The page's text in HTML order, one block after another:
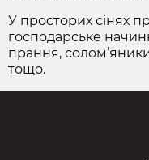
У просторих сінях
господарське
прання,
тощо.